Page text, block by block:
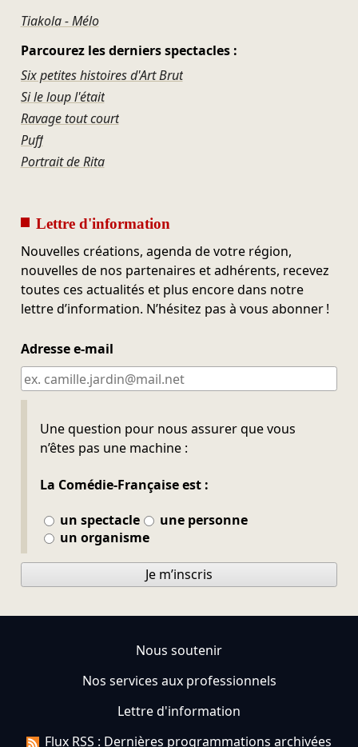
Tiakola - Mélo
Parcourez les derniers spectacles :
Six petites histoires d'Art Brut
Si le loup l'était
Ravage tout court
Puff
Portrait de Rita
Lettre d'information
Nouvelles créations, agenda de votre région,
nouvelles de nos partenaires et adhérents, recevez
toutes ces actualités et plus encore dans notre
lettre d’information. N’hésitez pas à vous abonner !
Adresse e-mail
Une question pour nous assurer que vous
n’êtes pas une machine :
La Comédie-Française est :
un spectacle
une personne
un organisme
Ne pas remplir
Je m’inscris
Nous soutenir
Nos services aux professionnels
Lettre d'information
Flux RSS : Dernières programmations archivées